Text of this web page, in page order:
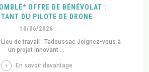
OFFRE DE BÉNÉVOLAT :
DU PILOTE DE DRONE
10/06/2026
de travail : Tadoussac Joignez-vous à
un projet innovant ...
En savoir davantage